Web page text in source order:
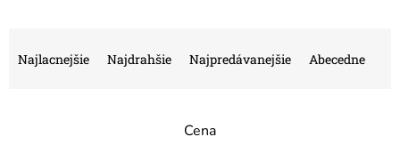
Najlacnejšie Najdrahšie Najpredávanejšie Abecedne
Cena